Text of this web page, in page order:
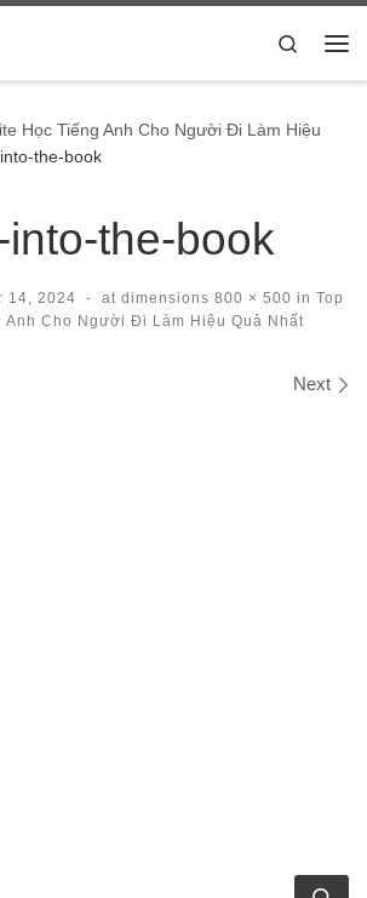
Search
Học Tiếng Anh Cho Người Đi Làm Hiệu
the-book
the-book
14, 2024 - at dimensions 800 × 500 in Top
Anh Cho Người Đi Làm Hiệu Quả Nhất
Next